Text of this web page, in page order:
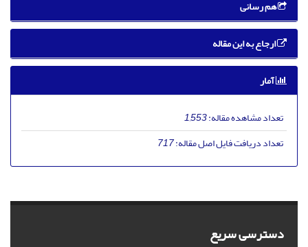
هم رسانی
ارجاع به این مقاله
آمار
تعداد مشاهده مقاله:1,553
تعداد دریافت فایل اصل مقاله:717
دسترسی سریع